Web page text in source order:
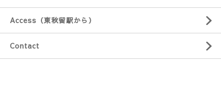
Access（東秋留駅から）
Contact